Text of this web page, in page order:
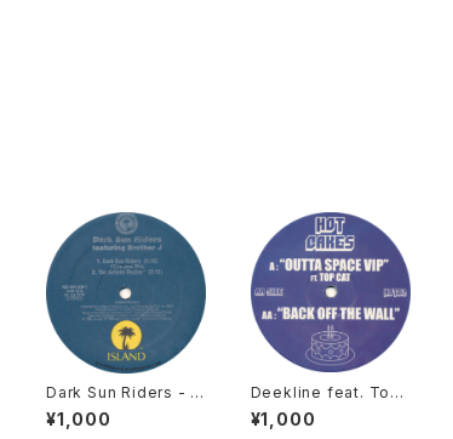
Dark Sun Riders - D
ark Sun Riders [Isla
nd Records / 1996]
¥1,000
Deekline feat. Top
Cat / Nick Thayer -
Outta Space VIP / B
¥1,000